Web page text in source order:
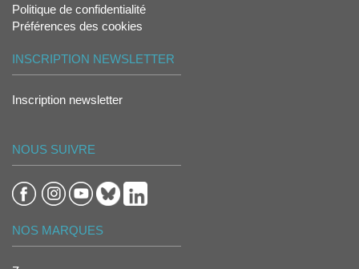
Politique de confidentialité
Préférences des cookies
INSCRIPTION NEWSLETTER
Inscription newsletter
NOUS SUIVRE
NOS MARQUES